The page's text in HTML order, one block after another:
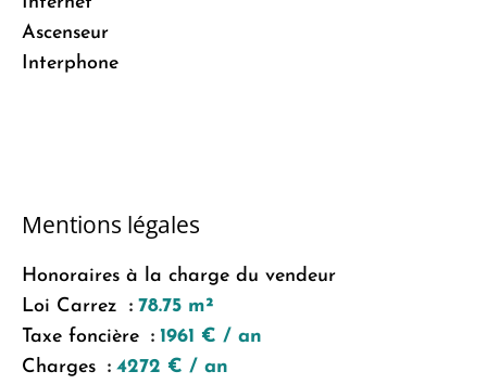
Ascenseur
Interphone
Mentions légales
Honoraires à la charge du vendeur
Loi Carrez
78.75 m²
Taxe foncière
1961 € / an
Charges
4272 € / an